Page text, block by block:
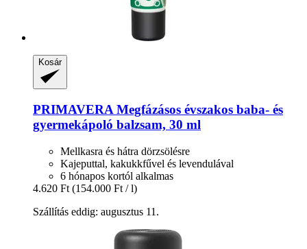
Kosár
PRIMAVERA Megfázásos évszakos baba-​ és
gyermekápoló balzsam, 30 ml
Mellkasra és hátra dörzsölésre
Kajeputtal, kakukkfűvel és levendulával
6 hónapos kortól alkalmas
4.620 Ft (154.000 Ft / l)
Szállítás eddig: augusztus 11.